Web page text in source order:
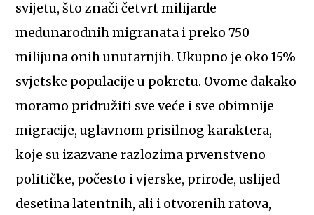
svijetu, što znači četvrt milijarde
međunarodnih migranata i preko 750
milijuna onih unutarnjih. Ukupno je oko 15%
svjetske populacije u pokretu. Ovome dakako
moramo pridružiti sve veće i sve obimnije
migracije, uglavnom prisilnog karaktera,
koje su izazvane razlozima prvenstveno
političke, počesto i vjerske, prirode, uslijed
desetina latentnih, ali i otvorenih ratova,